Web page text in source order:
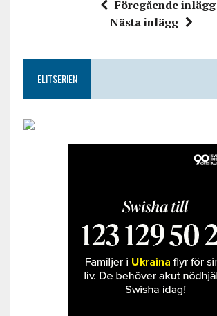
Föregående inlägg
Nästa inlägg
ELITSERIEN